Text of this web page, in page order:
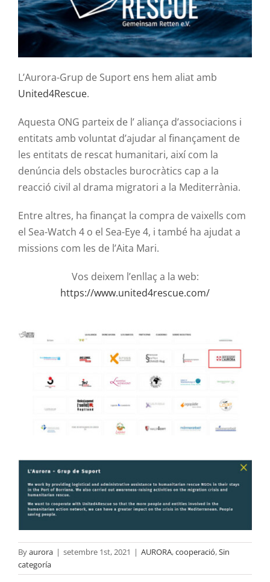
Contacte
L’Aurora-Grup de Suport ens hem aliat amb
United4Rescue.
Aquesta ONG parteix de l’ aliança d’associacions i
entitats amb voluntat d’ajudar al finançament de
les entitats de rescat humanitari, així com la
denúncia dels obstacles burocràtics cap a la
reacció civil al drama migratori a la Mediterrània.
Entre altres, ha finançat la compra de vaixells com
el Sea-Watch 4 o el Sea-Eye 4, i també ha ajudat a
missions com les de l’Aita Mari.
Vos deixem l’enllaç a la web:
https://www.united4rescue.com/
Byaurora | setembre 1st, 2021 | AURORA,cooperació,Sin
categoría